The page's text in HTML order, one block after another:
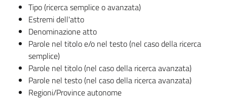
Tipo (ricerca semplice o avanzata)
Estremi dell'atto
Denominazione atto
Parole nel titolo e/o nel testo (nel caso della ricerca
semplice)
Parole nel titolo (nel caso della ricerca avanzata)
Parole nel testo (nel caso della ricerca avanzata)
Regioni/Province autonome